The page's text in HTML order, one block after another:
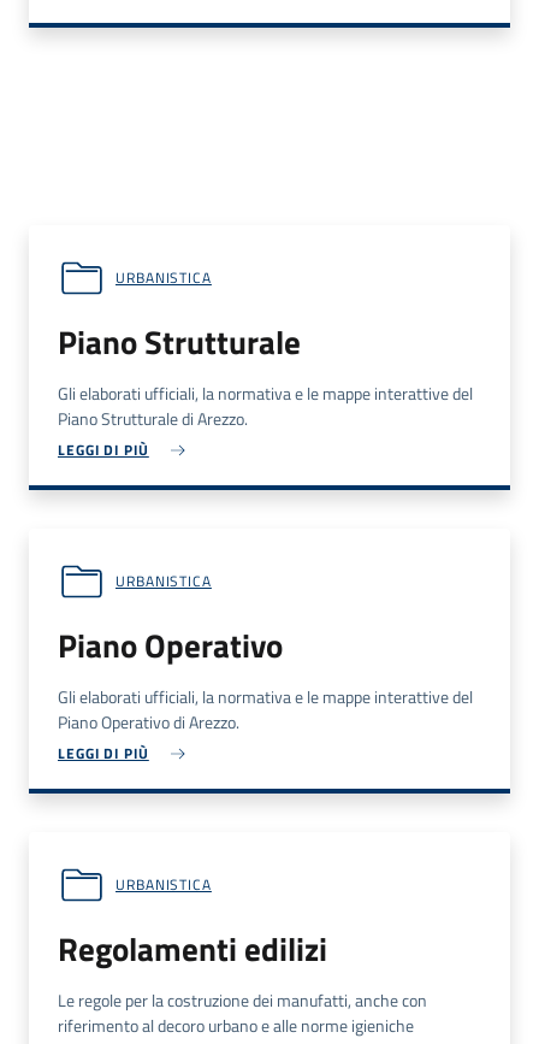
URBANISTICA
Piano Strutturale
Gli elaborati ufficiali, la normativa e le mappe interattive del
Piano Strutturale di Arezzo.
LEGGI DI PIÙ
URBANISTICA
Piano Operativo
Gli elaborati ufficiali, la normativa e le mappe interattive del
Piano Operativo di Arezzo.
LEGGI DI PIÙ
URBANISTICA
Regolamenti edilizi
Le regole per la costruzione dei manufatti, anche con
riferimento al decoro urbano e alle norme igieniche